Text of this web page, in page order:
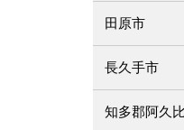
田原市
長久手市
知多郡阿久